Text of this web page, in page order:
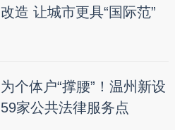
改造 让城市更具“国际范”
为个体户“撑腰”！温州新设
59家公共法律服务点